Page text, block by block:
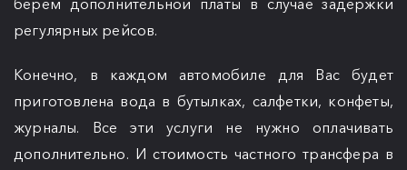
берем дополнительной платы в случае задержки
регулярных рейсов.
Конечно, в каждом автомобиле для Вас будет
приготовлена вода в бутылках, салфетки, конфеты,
журналы. Все эти услуги не нужно оплачивать
дополнительно. И стоимость частного трансфера в